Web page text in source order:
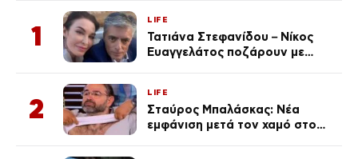
1
LIFE
Τατιάνα Στεφανίδου – Νίκος
Ευαγγελάτος ποζάρουν με
2
LIFE
Σταύρος Μπαλάσκας: Νέα
εμφάνιση μετά τον χαμό στο